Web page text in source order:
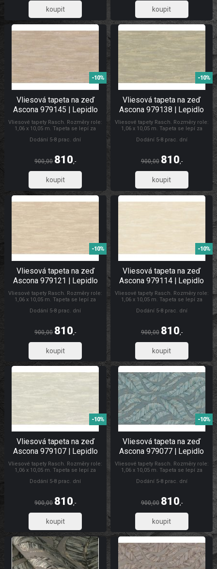
669,42 669,42
Vliesová tapeta na zeď
Ascona 979145 | Lepidlo
zdarma
Vliesové tapety Rasch. Rozměry role:
1,06 x 10,05 m. Tapeta se lepí za
zeď. Doporučujeme zakoupit lepidlo
-10%
Dodání 5-8 prac. dní
900,00 810,-
669,42
Vliesová tapeta na zeď
Ascona 979138 | Lepidlo
zdarma
Vliesové tapety Rasch. Rozměry role:
1,06 x 10,05 m. Tapeta se lepí za
zeď. Doporučujeme zakoupit lepidlo
-10%
Dodání 5-8 prac. dní
900,00 810,-
669,42
Vliesová tapeta na zeď
Ascona 979121 | Lepidlo
zdarma
Vliesové tapety Rasch. Rozměry role:
1,06 x 10,05 m. Tapeta se lepí za
zeď. Doporučujeme zakoupit lepidlo
-10%
Dodání 5-8 prac. dní
900,00 810 ,-
669,42
Vliesová tapeta na zeď
Ascona 979114 | Lepidlo
zdarma
Vliesové tapety Rasch. Rozměry role:
1,06 x 10,05 m. Tapeta se lepí za
zeď. Doporučujeme zakoupit lepidlo
-10%
Dodání 5-8 prac. dní
900,00 810 ,-
669,42
Vliesová tapeta na zeď
Ascona 979107 | Lepidlo
zdarma
Vliesové tapety Rasch. Rozměry role:
1,06 x 10,05 m. Tapeta se lepí za
zeď. Doporučujeme zakoupit lepidlo
-10%
Dodání 5-8 prac. dní
900,00 810 ,-
669,42
Vliesová tapeta na zeď
Ascona 979077 | Lepidlo
zdarma
Vliesové tapety Rasch. Rozměry role:
1,06 x 10,05 m. Tapeta se lepí za
zeď. Doporučujeme zakoupit lepidlo
-10%
Dodání 5-8 prac. dní
900,00 810 ,-
669,42